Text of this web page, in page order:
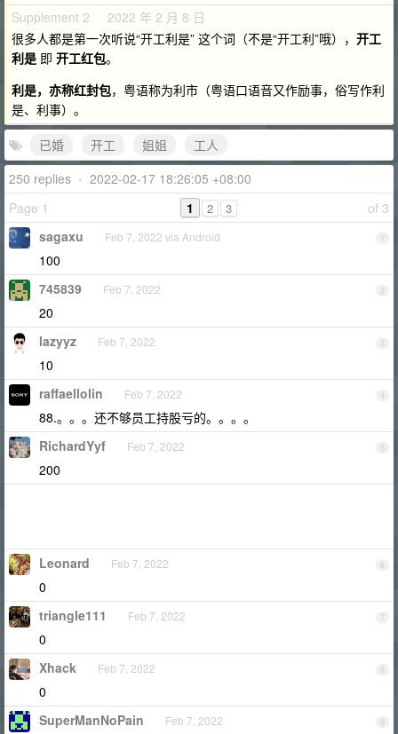
Supplement 2 · 2022 年 2 月 8 日
很多人都是第一次听说“开工利是” 这个词（不是“开工利”哦）， 开工
利是 即 开工红包。
利是，亦称红封包，粤语称为利市（粤语口语音又作励事，俗写作利
是、利事）。
已婚
开工 姐姐
工人
250 replies • 2022-02-17 18:26:05 +08:00
Page 1
of 3
1 2 3
1
sagaxu Feb 7, 2022 via Android
100
2
745839 Feb 7, 2022
20
3
lazyyz Feb 7, 2022
10
4
raffaellolin Feb 7, 2022
88.。。。还不够员工持股亏的。。。。
5
RichardYyf Feb 7, 2022
200
6
Leonard Feb 7, 2022
0
7
triangle111 Feb 7, 2022
0
8
Xhack Feb 7, 2022
0
9
SuperManNoPain Feb 7, 2022